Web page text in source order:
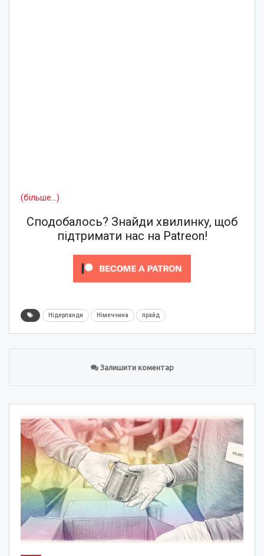
(більше…)
Сподобалось? Знайди хвилинку, щоб
підтримати нас на Patreon!
Нідерланди Німеччина прайд
Залишити коментар